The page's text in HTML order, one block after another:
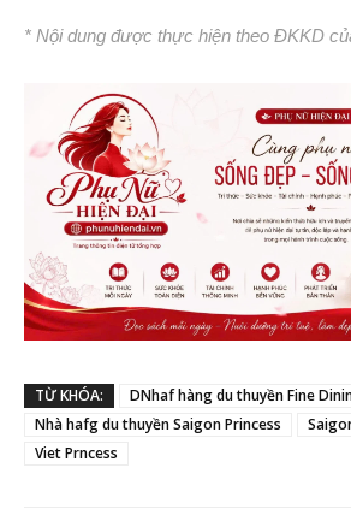
* Nội dung được thực hiện theo ĐKKD
TỪ KHÓA:
DNhaf hàng du thuyền Fine
Nhà hafg du thuyền Saigon Princess
Viet Prncess